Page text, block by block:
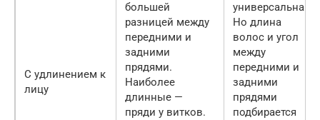
С удлинением к
лицу
большей
разницей между
передними и
задними
прядями.
Наиболее
длинные —
пряди у витков.
универсальна.
Но длина
волос и угол
между
передними и
задними
прядями
подбирается